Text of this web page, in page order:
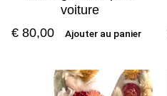
voiture
€ 80,00 Ajouter au panier